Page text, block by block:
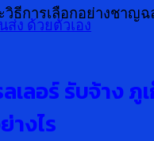
ส่ง ด้วยตัวเอง
วิธีการเลือกอย่างชาญฉ
เลอร์ รับจ้าง ภู
างไร